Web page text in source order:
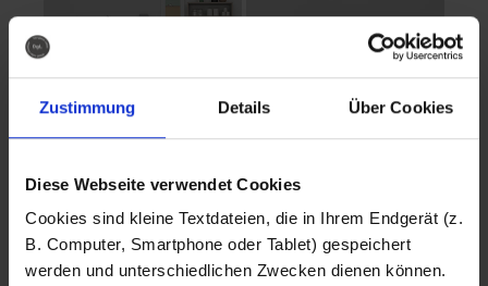
Zustimmung Details Über Cookies
Diese Webseite verwendet Cookies
Cookies sind kleine Textdateien, die in Ihrem Endgerät (z.
B. Computer, Smartphone oder Tablet) gespeichert
werden und unterschiedlichen Zwecken dienen können.
Fotografo: Lorenz
Sternbach
Fotografo: Lorenz
Sternbach